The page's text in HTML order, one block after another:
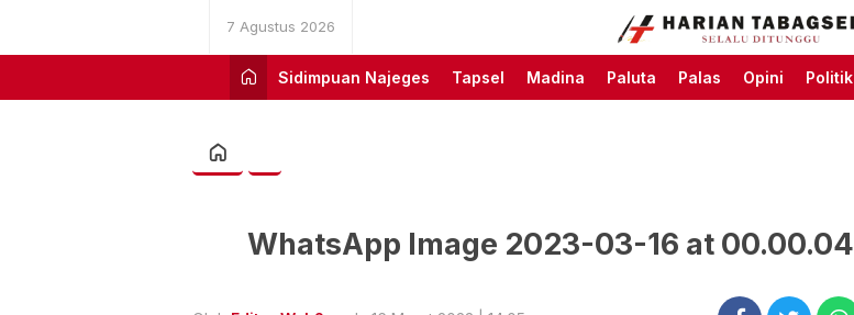
7 Agustus 2026
Harian Tabagsel
Harian Tabagsel Official
Website
Sidimpuan Najeges
Tapsel Madina Paluta Palas Opini Politik
WhatsApp Image 2023-03-16 at 00.00.04